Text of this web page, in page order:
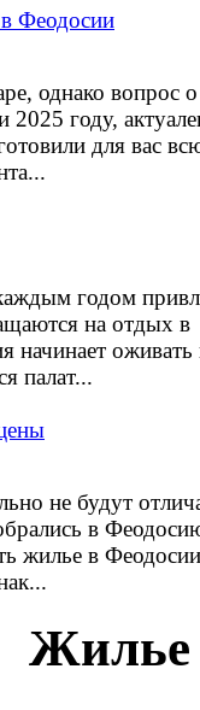
однако вопрос
2025 году,
для вас
годом
на отдых в
начинает оживать
палат...
не будут
в
жилье в Феодосии
Жилье